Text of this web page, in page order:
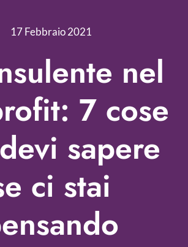
Academy
17 Febbraio 2021
nel
7 cose
sapere
ci stai